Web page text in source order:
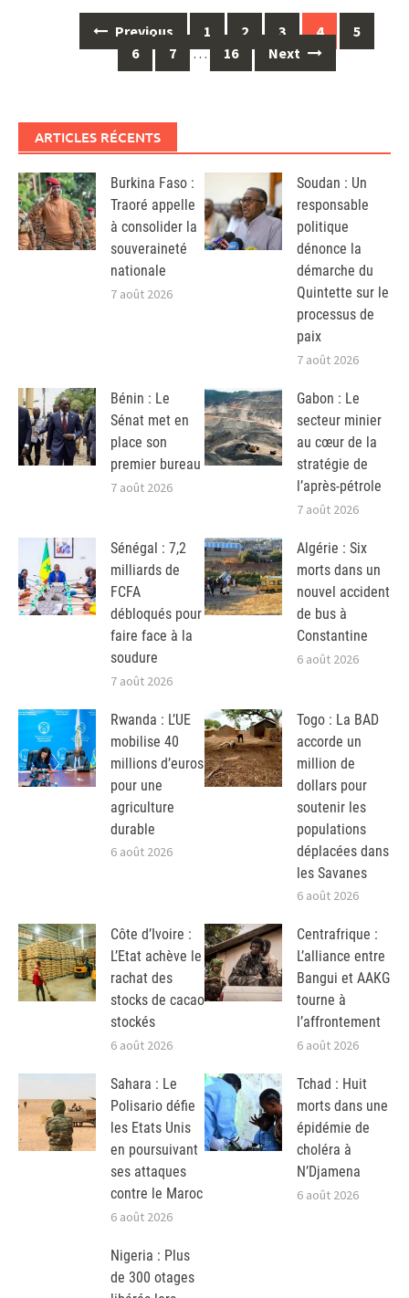
navigation
Previous 1 2 3 4
5
6
7 … 16 Next
ARTICLES RÉCENTS
Burkina Faso :
Traoré appelle
à consolider la
souveraineté
nationale
7 août 2026
Soudan : Un
responsable
politique
dénonce la
démarche du
Quintette sur le
processus de
paix
7 août 2026
Bénin : Le
Sénat met en
place son
premier bureau
7 août 2026
Gabon : Le
secteur minier
au cœur de la
stratégie de
l’après-pétrole
7 août 2026
Sénégal : 7,2
milliards de
FCFA
débloqués pour
faire face à la
soudure
7 août 2026
Algérie : Six
morts dans un
nouvel accident
de bus à
Constantine
6 août 2026
Rwanda : L’UE
mobilise 40
millions d’euros
pour une
agriculture
durable
6 août 2026
Togo : La BAD
accorde un
million de
dollars pour
soutenir les
populations
déplacées dans
les Savanes
6 août 2026
Côte d’Ivoire :
L’Etat achève le
rachat des
stocks de cacao
stockés
6 août 2026
Centrafrique :
L’alliance entre
Bangui et AAKG
tourne à
l’affrontement
6 août 2026
Sahara : Le
Polisario défie
les Etats Unis
en poursuivant
ses attaques
contre le Maroc
6 août 2026
Tchad : Huit
morts dans une
épidémie de
choléra à
N’Djamena
6 août 2026
Nigeria : Plus
de 300 otages